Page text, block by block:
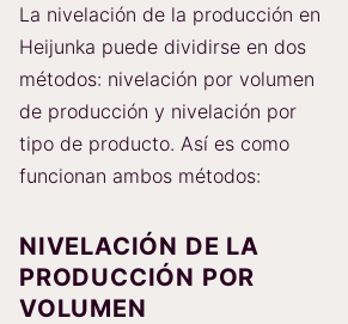
La nivelación de la producción en
Heijunka puede dividirse en dos
métodos: nivelación por volumen
de producción y nivelación por
tipo de producto. Así es como
funcionan ambos métodos:
NIVELACIÓN DE LA
PRODUCCIÓN POR
VOLUMEN